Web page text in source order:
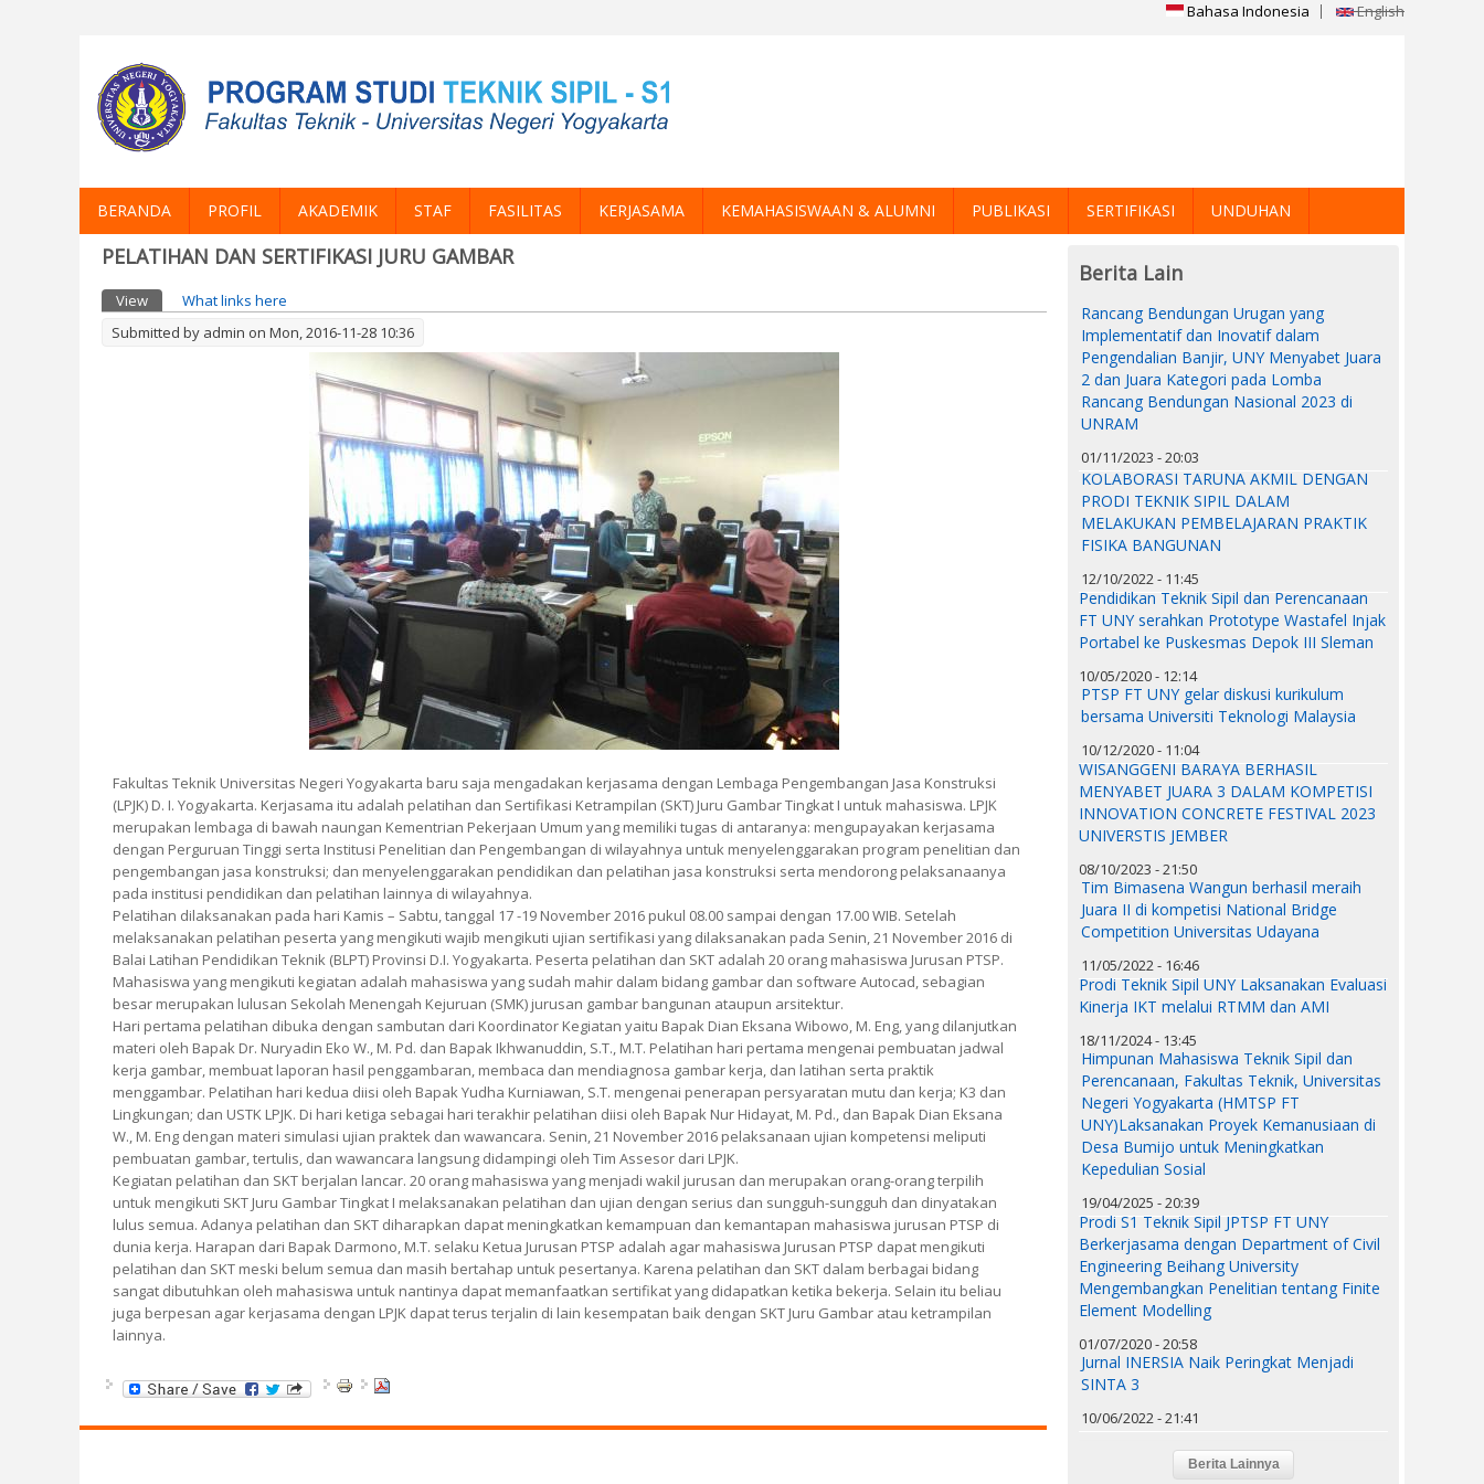
Bahasa Indonesia English
BERANDA PROFIL AKADEMIK STAF FASILITAS KERJASAMA KEMAHASISWAAN & ALUMNI PUBLIKASI SERTIFIKASI UNDUHAN
PELATIHAN DAN SERTIFIKASI JURU GAMBAR
Primary tabs
View (active tab)
What links here
Submitted by admin on Mon, 2016-11-28 10:36
Fakultas Teknik Universitas Negeri Yogyakarta baru saja mengadakan kerjasama dengan Lembaga Pengembangan Jasa Konstruksi
(LPJK) D. I. Yogyakarta. Kerjasama itu adalah pelatihan dan Sertifikasi Ketrampilan (SKT) Juru Gambar Tingkat I untuk mahasiswa. LPJK
merupakan lembaga di bawah naungan Kementrian Pekerjaan Umum yang memiliki tugas di antaranya: mengupayakan kerjasama
dengan Perguruan Tinggi serta Institusi Penelitian dan Pengembangan di wilayahnya untuk menyelenggarakan program penelitian dan
pengembangan jasa konstruksi; dan menyelenggarakan pendidikan dan pelatihan jasa konstruksi serta mendorong pelaksanaanya
pada institusi pendidikan dan pelatihan lainnya di wilayahnya.
Pelatihan dilaksanakan pada hari Kamis – Sabtu, tanggal 17 -19 November 2016 pukul 08.00 sampai dengan 17.00 WIB. Setelah
melaksanakan pelatihan peserta yang mengikuti wajib mengikuti ujian sertifikasi yang dilaksanakan pada Senin, 21 November 2016 di
Balai Latihan Pendidikan Teknik (BLPT) Provinsi D.I. Yogyakarta. Peserta pelatihan dan SKT adalah 20 orang mahasiswa Jurusan PTSP.
Mahasiswa yang mengikuti kegiatan adalah mahasiswa yang sudah mahir dalam bidang gambar dan software Autocad, sebagian
besar merupakan lulusan Sekolah Menengah Kejuruan (SMK) jurusan gambar bangunan ataupun arsitektur.
Hari pertama pelatihan dibuka dengan sambutan dari Koordinator Kegiatan yaitu Bapak Dian Eksana Wibowo, M. Eng, yang dilanjutkan
materi oleh Bapak Dr. Nuryadin Eko W., M. Pd. dan Bapak Ikhwanuddin, S.T., M.T. Pelatihan hari pertama mengenai pembuatan jadwal
kerja gambar, membuat laporan hasil penggambaran, membaca dan mendiagnosa gambar kerja, dan latihan serta praktik
menggambar. Pelatihan hari kedua diisi oleh Bapak Yudha Kurniawan, S.T. mengenai penerapan persyaratan mutu dan kerja; K3 dan
Lingkungan; dan USTK LPJK. Di hari ketiga sebagai hari terakhir pelatihan diisi oleh Bapak Nur Hidayat, M. Pd., dan Bapak Dian Eksana
W., M. Eng dengan materi simulasi ujian praktek dan wawancara. Senin, 21 November 2016 pelaksanaan ujian kompetensi meliputi
pembuatan gambar, tertulis, dan wawancara langsung didampingi oleh Tim Assesor dari LPJK.
Kegiatan pelatihan dan SKT berjalan lancar. 20 orang mahasiswa yang menjadi wakil jurusan dan merupakan orang-orang terpilih
untuk mengikuti SKT Juru Gambar Tingkat I melaksanakan pelatihan dan ujian dengan serius dan sungguh-sungguh dan dinyatakan
lulus semua. Adanya pelatihan dan SKT diharapkan dapat meningkatkan kemampuan dan kemantapan mahasiswa jurusan PTSP di
dunia kerja. Harapan dari Bapak Darmono, M.T. selaku Ketua Jurusan PTSP adalah agar mahasiswa Jurusan PTSP dapat mengikuti
pelatihan dan SKT meski belum semua dan masih bertahap untuk pesertanya. Karena pelatihan dan SKT dalam berbagai bidang
sangat dibutuhkan oleh mahasiswa untuk nantinya dapat memanfaatkan sertifikat yang didapatkan ketika bekerja. Selain itu beliau
juga berpesan agar kerjasama dengan LPJK dapat terus terjalin di lain kesempatan baik dengan SKT Juru Gambar atau ketrampilan
lainnya.
Berita Lain
Rancang Bendungan Urugan yang
Implementatif dan Inovatif dalam
Pengendalian Banjir, UNY Menyabet Juara
2 dan Juara Kategori pada Lomba
Rancang Bendungan Nasional 2023 di
UNRAM
01/11/2023 - 20:03
KOLABORASI TARUNA AKMIL DENGAN
PRODI TEKNIK SIPIL DALAM
MELAKUKAN PEMBELAJARAN PRAKTIK
FISIKA BANGUNAN
12/10/2022 - 11:45
Pendidikan Teknik Sipil dan Perencanaan
FT UNY serahkan Prototype Wastafel Injak
Portabel ke Puskesmas Depok III Sleman
10/05/2020 - 12:14
PTSP FT UNY gelar diskusi kurikulum
bersama Universiti Teknologi Malaysia
10/12/2020 - 11:04
WISANGGENI BARAYA BERHASIL
MENYABET JUARA 3 DALAM KOMPETISI
INNOVATION CONCRETE FESTIVAL 2023
UNIVERSTIS JEMBER
08/10/2023 - 21:50
Tim Bimasena Wangun berhasil meraih
Juara II di kompetisi National Bridge
Competition Universitas Udayana
11/05/2022 - 16:46
Prodi Teknik Sipil UNY Laksanakan Evaluasi
Kinerja IKT melalui RTMM dan AMI
18/11/2024 - 13:45
Himpunan Mahasiswa Teknik Sipil dan
Perencanaan, Fakultas Teknik, Universitas
Negeri Yogyakarta (HMTSP FT
UNY)Laksanakan Proyek Kemanusiaan di
Desa Bumijo untuk Meningkatkan
Kepedulian Sosial
19/04/2025 - 20:39
Prodi S1 Teknik Sipil JPTSP FT UNY
Berkerjasama dengan Department of Civil
Engineering Beihang University
Mengembangkan Penelitian tentang Finite
Element Modelling
01/07/2020 - 20:58
Jurnal INERSIA Naik Peringkat Menjadi
SINTA 3
10/06/2022 - 21:41